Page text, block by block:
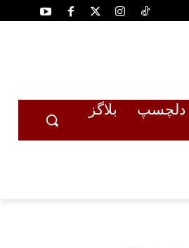
دلچسپ
بلاگز